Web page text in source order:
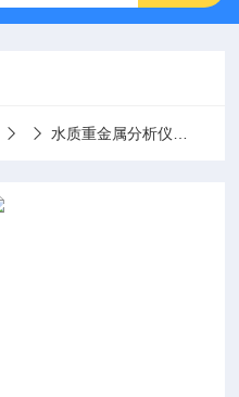
水质重金属分析仪